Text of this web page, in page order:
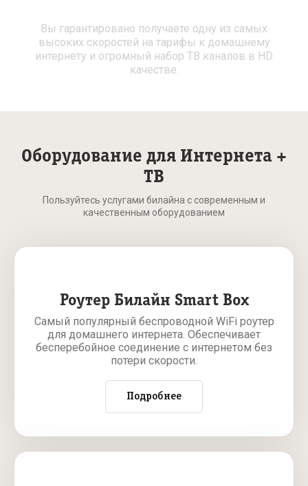
Вы гарантировано получаете одну из самых
высоких скоростей на тарифы к домашнему
интернету и огромный набор ТВ каналов в HD
качестве.
Оборудование для Интернета +
ТВ
Пользуйтесь услугами билайна с современным и
качественным оборудованием
Роутер Билайн Smart Box
Самый популярный беспроводной WiFi роутер
для домашнего интернета. Обеспечивает
бесперебойное соединение с интернетом без
потери скорости.
Подробнее